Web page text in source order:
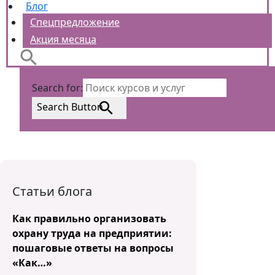
Блог
Спецпредложение
Акция месяца
Search for:
Search Button
Статьи блога
Как правильно организовать
охрану труда на предприятии:
пошаговые ответы на вопросы
«Как…»